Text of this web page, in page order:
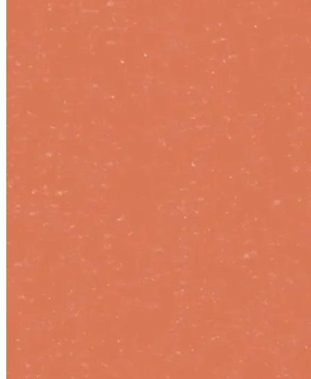
我一直很喜歡用的 AI 服務公司
Anthropic ，他們之前推出的 Model